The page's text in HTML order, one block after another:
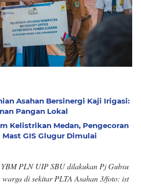
Asahan Bersinergi Kaji Irigasi:
Pangan Lokal
Kelistrikan Medan, Pengecoran
GIS Glugur Dimulai
PLN UIP SBU dilakukan Pj Gubsu
di sekitar PLTA Asahan 3/foto: ist